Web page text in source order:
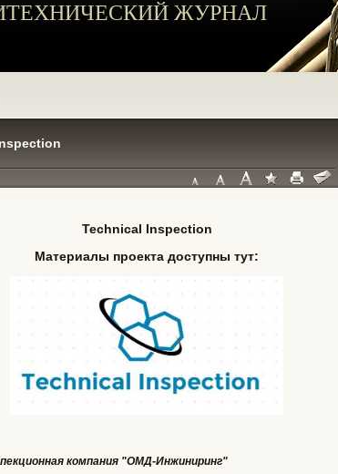
ЖУРНАЛ
Technical Inspection
Материалы проекта доступны тут:
компания "ОМД-Инжиниринг"